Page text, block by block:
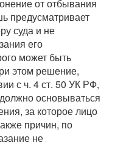
от отбывания
предусматривает
суда и не
его
может быть
этом решение,
с ч. 4 ст. 50 УК РФ,
основываться
за которое лицо
причин, по
не